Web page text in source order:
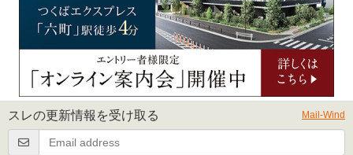
スレの更新情報を受け取る Mail-Wind